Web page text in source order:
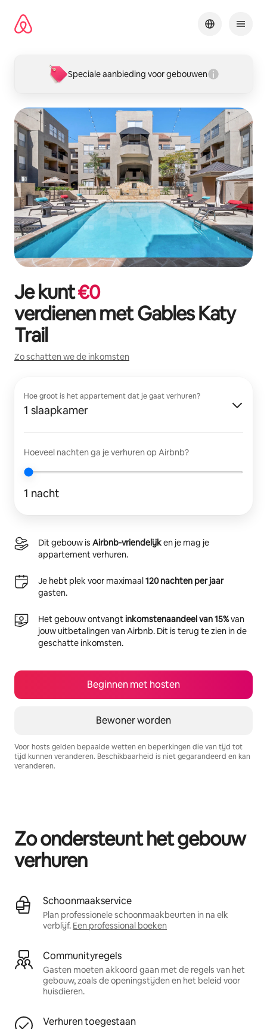
direct
naar
Speciale aanbieding voor gebouwen
Je kunt€0
verdienen metGables Katy
Trail
Zo schatten we de inkomsten
Hoe groot is het appartement dat je gaat verhuren?
1 slaapkamer
Hoeveel nachten ga je verhuren op Airbnb?
1 nacht
Dit gebouw is Airbnb-vriendelijken je mag je
appartement verhuren.
Je hebt plek voor maximaal120 nachten per jaar
gasten.
Het gebouw ontvangtinkomstenaandeel van 15%van
jouw uitbetalingen van Airbnb. Dit is terug te zien in de
geschatte inkomsten.
Beginnen met hosten
Bewoner worden
Voor hosts gelden bepaalde wetten en beperkingen die van tijd tot
tijd kunnen veranderen. Beschikbaarheid is niet gegarandeerd en kan
veranderen.
Zo ondersteunt het gebouw
verhuren
Schoonmaakservice
Plan professionele schoonmaakbeurten in na elk
verblijf. Een professional boeken
Communityregels
Gasten moeten akkoord gaan met de regels van het
gebouw, zoals de openingstijden en het beleid voor
huisdieren.
Verhuren toegestaan